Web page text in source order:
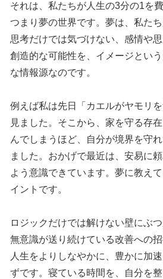
それは、私たちが人生の3分の1を
つまり夢の世界です。夢は、私た
思考だけでは気づけない、感情や
創造的な可能性を、イメージとい
な情報源なのです。
例えば私は先日「カエルがヤモリ
見ました。そこから、家を守る存
んでしまうほど、自分が境界を守
ました。おかげで最近は、安易に
よう意識できています。夢に教え
イントです。
ロジックだけでは解けない壁にぶ
無意識が送り続けている改善への
人生をよりしなやかに、豊かに加
ずです。寝ている時間を、自分を